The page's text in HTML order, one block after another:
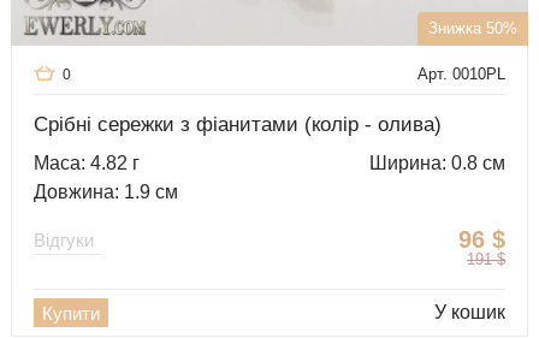
Знижка 50%
Арт. 0010PL
0
Срібні сережки з фіанитами (колір - олива)
Маса: 4.82 г
Ширина: 0.8 см
Довжина: 1.9 см
96 $
191 $
Відгуки
Купити У кошик